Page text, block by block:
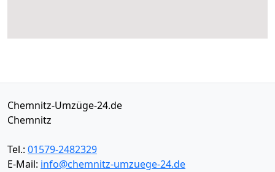
Chemnitz-Umzüge-24.de
Chemnitz
Tel.: 01579-2482329
E-Mail: info@chemnitz-umzuege-24.de